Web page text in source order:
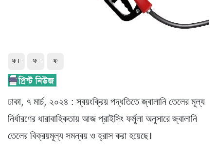
ফ+ ফ- ফ
ঢাকা, ৭ মার্চ, ২০২৪ : স্বয়ংক্রিয় পদ্ধতিতে জ্বালানি তেলের মূল্য
নির্ধারণের ধারাবাহিকতায় আজ প্রাইসিং ফর্মুলা অনুসারে জ্বালানি
তেলের বিক্রয়মূল্য সমন্বয় ও হ্রাস করা হয়েছে।